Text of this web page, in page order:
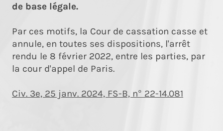
de base légale.
Par ces motifs, la Cour de cassation casse et
annule, en toutes ses dispositions, l'arrêt
rendu le 8 février 2022, entre les parties, par
la cour d'appel de Paris.
Civ. 3e, 25 janv. 2024, FS-B, n° 22-14.081